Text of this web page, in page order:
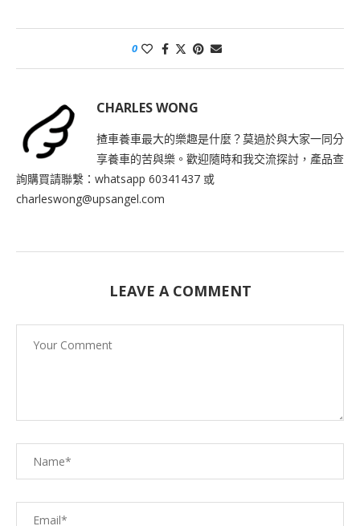
0
CHARLES WONG
揸車養車最大的樂趣是什麼？莫過於與大家一同分
享養車的苦與樂。歡迎隨時和我交流探討，產品查
詢購買請聯繫：whatsapp 60341437 或
charleswong@upsangel.com
LEAVE A COMMENT